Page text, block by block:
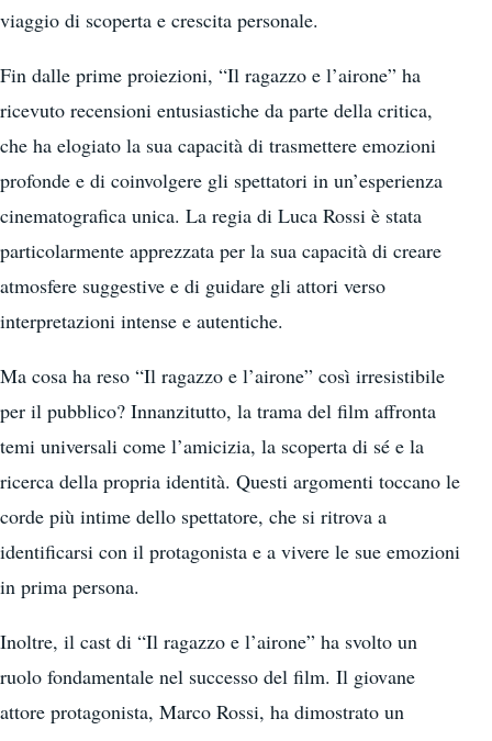
viaggio di scoperta e crescita personale.
Fin dalle prime proiezioni, “Il ragazzo e l’airone” ha
ricevuto recensioni entusiastiche da parte della critica,
che ha elogiato la sua capacità di trasmettere emozioni
profonde e di coinvolgere gli spettatori in un’esperienza
cinematografica unica. La regia di Luca Rossi è stata
particolarmente apprezzata per la sua capacità di creare
atmosfere suggestive e di guidare gli attori verso
interpretazioni intense e autentiche.
Ma cosa ha reso “Il ragazzo e l’airone” così irresistibile
per il pubblico? Innanzitutto, la trama del film affronta
temi universali come l’amicizia, la scoperta di sé e la
ricerca della propria identità. Questi argomenti toccano le
corde più intime dello spettatore, che si ritrova a
identificarsi con il protagonista e a vivere le sue emozioni
in prima persona.
Inoltre, il cast di “Il ragazzo e l’airone” ha svolto un
ruolo fondamentale nel successo del film. Il giovane
attore protagonista, Marco Rossi, ha dimostrato un